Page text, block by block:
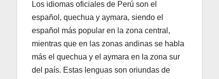
Los idiomas oficiales de Perú son el
español, quechua y aymara, siendo el
español más popular en la zona central,
mientras que en las zonas andinas se habla
más el quechua y el aymara en la zona sur
del país. Estas lenguas son oriundas de